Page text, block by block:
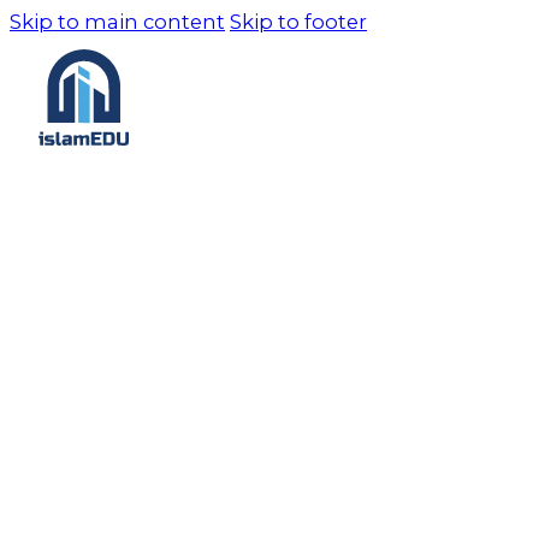
Skip to main content Skip to footer